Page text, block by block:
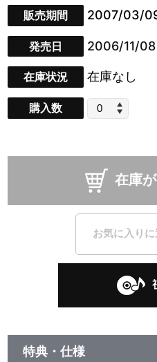
販売期間 2007/03/
発売日 2006/11/08
在庫状況 在庫なし
購入数
在庫
お気に入り
特典・仕様